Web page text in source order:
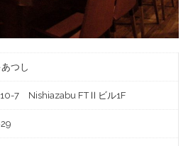
つし
10-7 Nishiazabu FTⅡビル1F